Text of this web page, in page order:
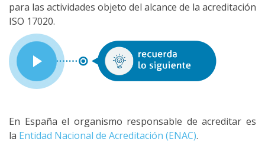
para las actividades objeto del alcance de la acreditación
ISO 17020.
En España el organismo responsable de acreditar es
la Entidad Nacional de Acreditación (ENAC).